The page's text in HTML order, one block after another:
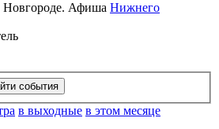
Новгороде. Афиша Нижнего
в выходные в этом месяце